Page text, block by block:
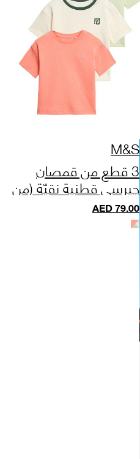
M&S
3 قطع من قمصان
جيرسي قطنية نقيّة (من
0 إلى 5 سنوات) AED79.00